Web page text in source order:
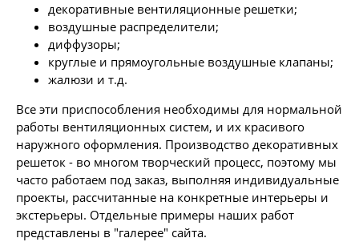
декоративные вентиляционные решетки;
воздушные распределители;
диффузоры;
круглые и прямоугольные воздушные клапаны;
жалюзи и т.д.
Все эти приспособления необходимы для нормальной
работы вентиляционных систем, и их красивого
наружного оформления. Производство декоративных
решеток - во многом творческий процесс, поэтому мы
часто работаем под заказ, выполняя индивидуальные
проекты, рассчитанные на конкретные интерьеры и
экстерьеры. Отдельные примеры наших работ
представлены в "галерее" сайта.